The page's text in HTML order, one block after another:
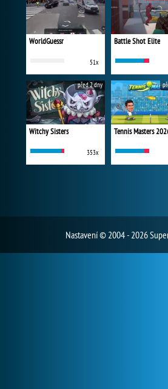
WorldGuessr
51x
Battle Shot Elite
Witchy Sisters
353x
před 2 dny
Tennis Masters
Nastavení© 2004 - 2026